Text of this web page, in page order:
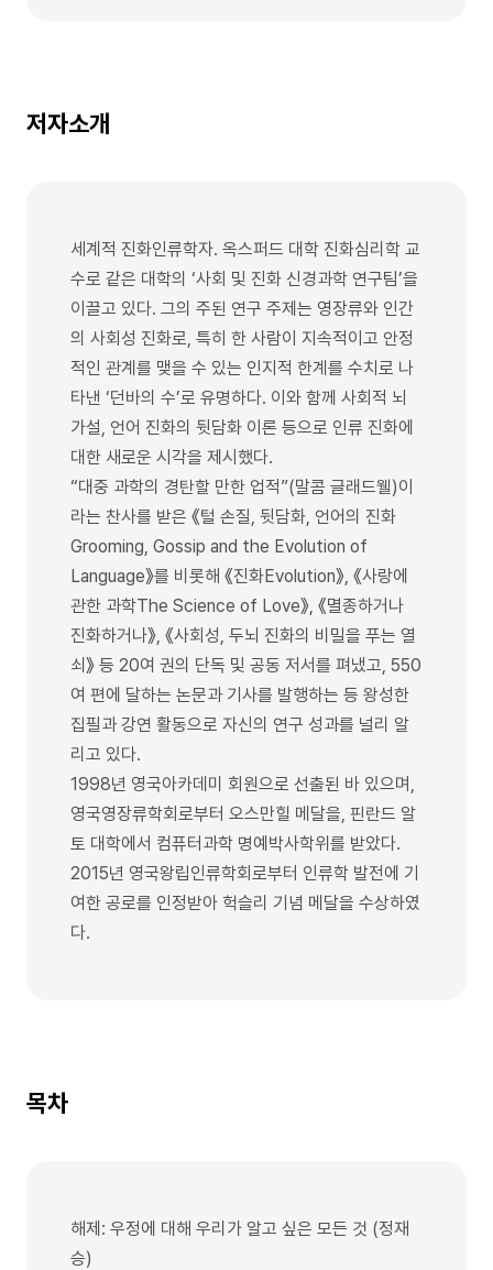
저자소개
세계적 진화인류학자. 옥스퍼드 대학 진화심리학 교
수로 같은 대학의 ‘사회 및 진화 신경과학 연구팀’을
이끌고 있다. 그의 주된 연구 주제는 영장류와 인간
의 사회성 진화로, 특히 한 사람이 지속적이고 안정
적인 관계를 맺을 수 있는 인지적 한계를 수치로 나
타낸 ‘던바의 수’로 유명하다. 이와 함께 사회적 뇌
가설, 언어 진화의 뒷담화 이론 등으로 인류 진화에
대한 새로운 시각을 제시했다.
“대중 과학의 경탄할 만한 업적”(말콤 글래드웰)이
라는 찬사를 받은 《털 손질, 뒷담화, 언어의 진화
Grooming, Gossip and the Evolution of
Language》를 비롯해 《진화Evolution》, 《사랑에
관한 과학The Science of Love》, 《멸종하거나
진화하거나》, 《사회성, 두뇌 진화의 비밀을 푸는 열
쇠》 등 20여 권의 단독 및 공동 저서를 펴냈고, 550
여 편에 달하는 논문과 기사를 발행하는 등 왕성한
집필과 강연 활동으로 자신의 연구 성과를 널리 알
리고 있다.
1998년 영국아카데미 회원으로 선출된 바 있으며,
영국영장류학회로부터 오스만힐 메달을, 핀란드 알
토 대학에서 컴퓨터과학 명예박사학위를 받았다.
2015년 영국왕립인류학회로부터 인류학 발전에 기
여한 공로를 인정받아 헉슬리 기념 메달을 수상하였
다.
목차
해제: 우정에 대해 우리가 알고 싶은 모든 것 (정재
승)